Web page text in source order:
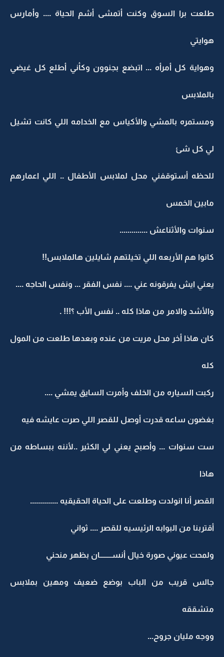
طلعت برا السوق وكنت أتمشى أشم الحياة .... وأمارس
هوايتي
وهواية كل أمرأه ... اتبضع بجنوون وكأني أطلع كل غيضي
بالملابس
ومستمره بالمشي والأكياس مع الخدامه اللي كانت تشيل
لي كل شئ
للحظه أستوقفني محل لملابس الأطفال .. اللي اعمارهم
مابين الخمس
سنوات والأثناعش ..............
كانوا هم الأربعه اللي تخيلتهم شايلين هالملابس!!
يعني ايش يفرقونه عني .... نفس الفقر ... ونفس الحاجه ....
والأشد والامر من هاذا كله .. نفس الأب ؟!!! .
كان هاذا أخر محل مريت من عنده وبعدها طلعت من المول
كله
ركبت السياره من الخلف وأمرت السايق يمشي ....
بغضون ساعه قدرت أوصل للقصر اللي صرت عايشه فيه
ست سنوات ... وأصبح يعني لي الكثير ..لأننه ببساطه من
هاذا
القصر أنا انولدت وطلعت على الحياة الحقيقيه ..............
أقتربنا من البوابه الرئيسيه للقصر .... ثواني
ولمحت عيوني صورة خيال أنســــــــان بظهر منحني
جالس قريب من الباب بوضع ضعيف ومهين بملابس
متشققه
ووجه مليان جروح...